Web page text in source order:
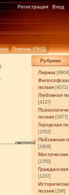
Помощь (FAQ)
Регистрация Вход
Рубрики
Лирика
поэзия [4071]
Любовная
[4137]
поэзия [1877]
Городская
[1552]
Пейзажная
[1909]
Мистическая
[1350]
Гражданская
[1237]
поэзия [296]
светлой